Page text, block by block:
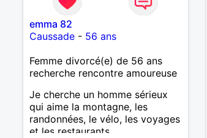
emma 82
Caussade- 56 ans
Femme divorcé(e) de 56 ans
recherche rencontre amoureuse
Je cherche un homme sérieux
qui aime la montagne, les
randonnées, le vélo, les voyages
et les restaurants.